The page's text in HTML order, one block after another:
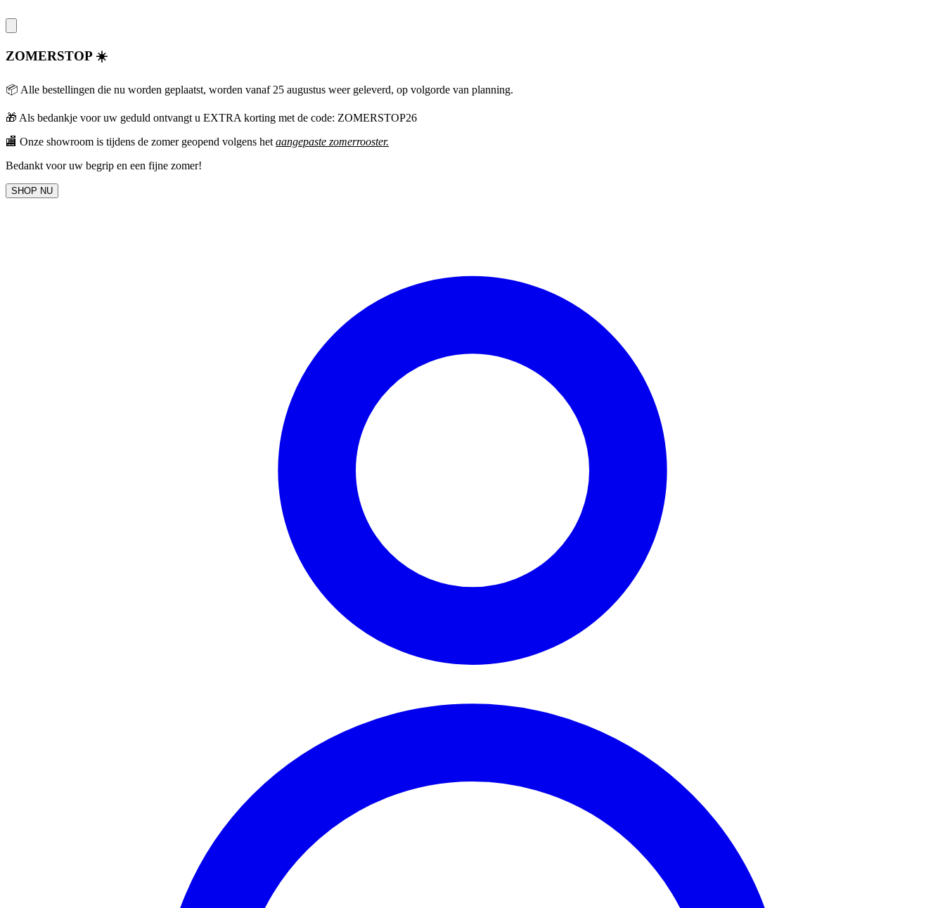
ZOMERSTOP ☀️
📦 Alle bestellingen die nu worden geplaatst, worden vanaf 25 augustus weer geleverd, op volgorde van planning.
🎁 Als bedankje voor uw geduld ontvangt u EXTRA korting met de code: ZOMERSTOP26
🏬 Onze showroom is tijdens de zomer geopend volgens hetaangepaste zomerrooster.
Bedankt voor uw begrip en een fijne zomer!
SHOP NU